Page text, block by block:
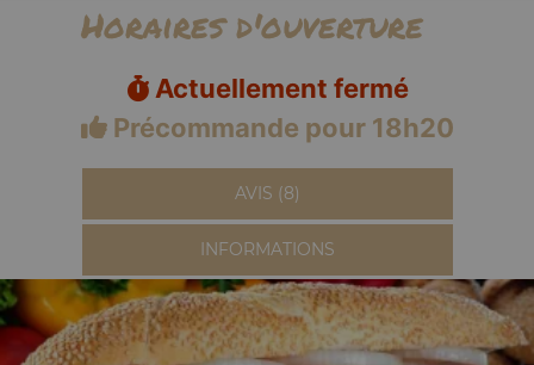
Horaires d'ouverture
Actuellement fermé
Précommande pour 18h20
AVIS (8)
INFORMATIONS